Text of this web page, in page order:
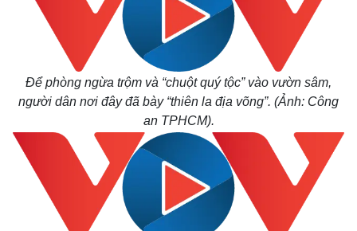
Để phòng ngừa trộm và “chuột quý tộc” vào vườn sâm,
người dân nơi đây đã bày “thiên la địa võng”. (Ảnh: Công
an TPHCM).